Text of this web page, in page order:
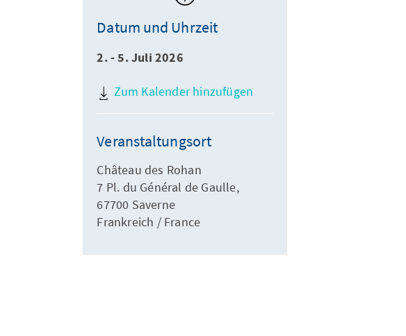
Datum und Uhrzeit
2. - 5. Juli 2026
Zum Kalender hinzufügen
Veranstaltungsort
Château des Rohan
7 Pl. du Général de Gaulle,
67700 Saverne
Frankreich / France